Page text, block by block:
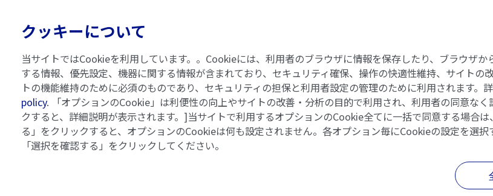
乾癬ガイドブック 記事一覧
クッキーについて
当サイトではCookieを利用しています。。Cookieには、利用者のブラウザに情報を保存したり、ブラウザ
する情報、優先設定、機器に関する情報が含まれており、セキュリティ確保、操作の快適性維持、サイト
トの機能維持のために必須のものであり、セキュリティの担保と利用者設定の管理のために利用されます。
policy. 「オプションのCookie」は利便性の向上やサイトの改善・分析の目的で利用され、利用者の同意な
クすると、詳細説明が表示されます。]当サイトで利用するオプションのCookie全てに一括で同意する場合
る」をクリックすると、オプションのCookieは何も設定されません。各オプション毎にCookieの設定を選
「選択を確認する」をクリックしてください。